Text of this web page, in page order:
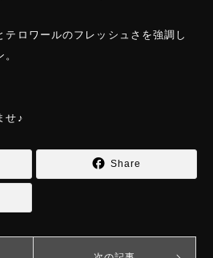
テロワールのフレッシュさを強調し
せ♪
Share